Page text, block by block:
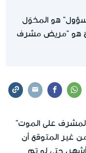
هو المخوّل
هو "مريض مشرف
على الموت"
المتوقع أن
على قيد الحياة لمدة تفوق ال6 أشهر، حتى لو تم